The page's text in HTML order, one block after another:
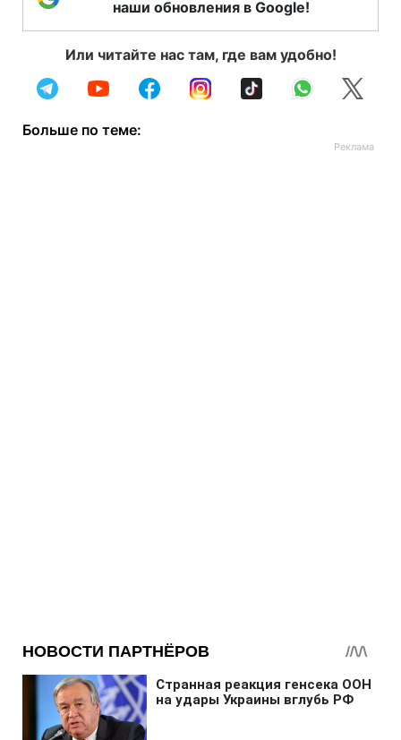
наши обновления в Google!
Или читайте нас там, где вам удобно!
Больше по теме: